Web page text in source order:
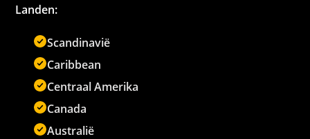
Landen:
Scandinavië
Caribbean
Centraal Amerika
Canada
Australië